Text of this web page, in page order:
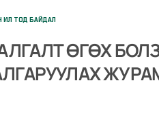
ИЛ ТОД БАЙДАЛ
ӨГӨХ